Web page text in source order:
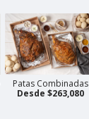
Patas Combinadas
Desde $263,080